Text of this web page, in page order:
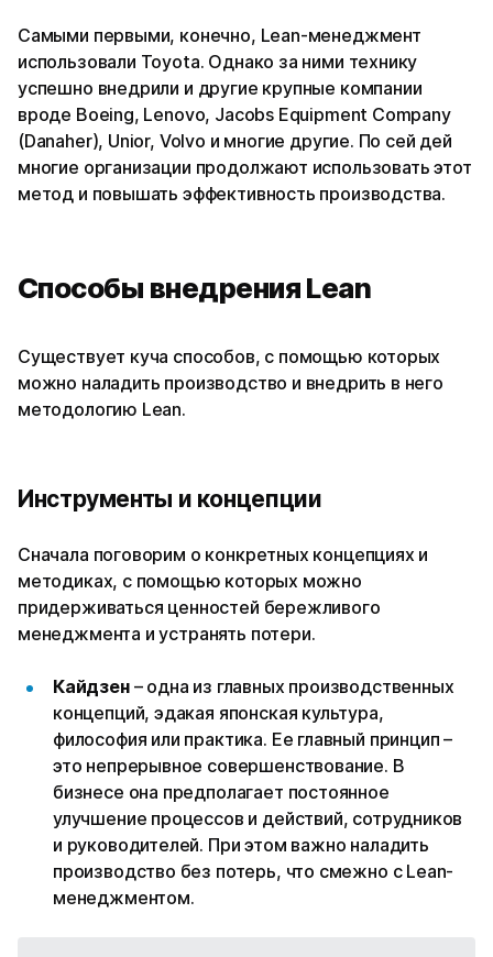
Самыми первыми, конечно, Lean‑менеджмент
использовали Toyota. Однако за ними технику
успешно внедрили и другие крупные компании
вроде Boeing, Lenovo, Jacobs Equipment Company
(Danaher), Unior, Volvo и многие другие. По сей дей
многие организации продолжают использовать этот
метод и повышать эффективность производства.
Способы внедрения Lean
Существует куча способов, с помощью которых
можно наладить производство и внедрить в него
методологию Lean.
Инструменты и концепции
Сначала поговорим о конкретных концепциях и
методиках, с помощью которых можно
придерживаться ценностей бережливого
менеджмента и устранять потери.
Кайдзен – одна из главных производственных
концепций, эдакая японская культура,
философия или практика. Ее главный принцип –
это непрерывное совершенствование. В
бизнесе она предполагает постоянное
улучшение процессов и действий, сотрудников
и руководителей. При этом важно наладить
производство без потерь, что смежно с Lean-
менеджментом.